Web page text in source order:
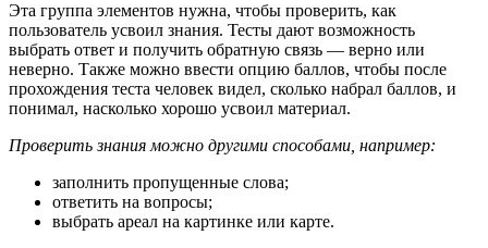
Эта группа элементов нужна, чтобы проверить, как
пользователь усвоил знания. Тесты дают возможность
выбрать ответ и получить обратную связь — верно или
неверно. Также можно ввести опцию баллов, чтобы после
прохождения теста человек видел, сколько набрал баллов, и
понимал, насколько хорошо усвоил материал.
Проверить знания можно другими способами, например:
заполнить пропущенные слова;
ответить на вопросы;
выбрать ареал на картинке или карте.